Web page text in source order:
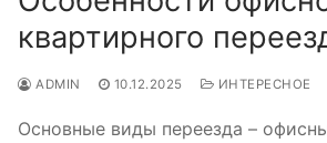
квартирного
ADMIN 10.12.2025 ИНТЕРЕСНОЕ
Основные виды переезда –